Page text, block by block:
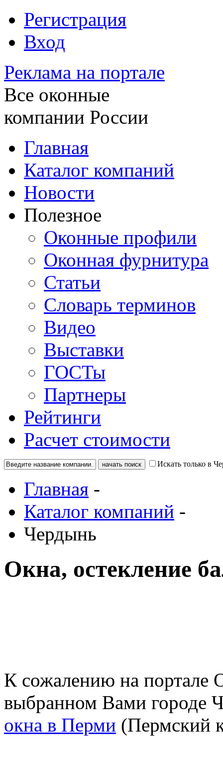
Регистрация
Вход
Реклама на портале
Все оконные
компании России
Главная
Каталог компаний
Новости
Полезное
Оконные профили
Оконная фурнитура
Статьи
Словарь терминов
Видео
Выставки
ГОСТы
Партнеры
Рейтинги
Расчет стоимости
Искать только в
Главная -
Каталог компаний -
Чердынь
Окна, остекление
К сожалению на портале
выбранном Вами городе
окна в Перми (Пермский